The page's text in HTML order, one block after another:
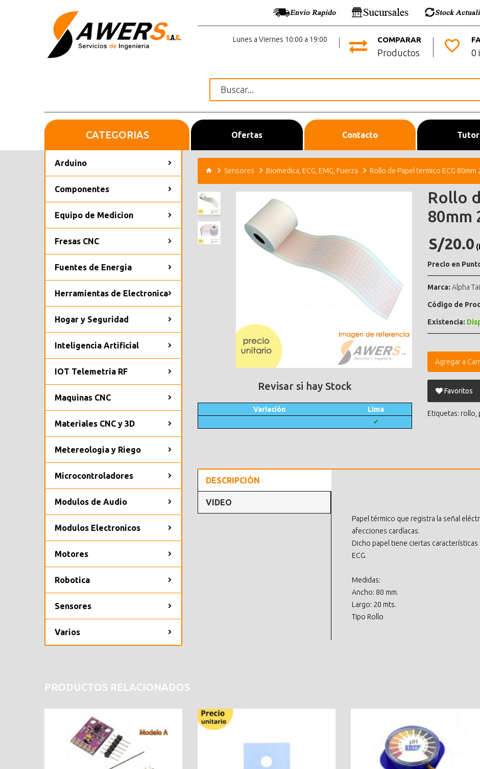
0
COMPARAR
Productos
Lunes a Viernes 10:00 a 19:00
Inicio Ofertas Contacto
CATEGORIAS
Arduino
Componentes
Equipo de Medicion
Fresas CNC
Fuentes de Energia
Herramientas de Electronica
Hogar y Seguridad
Inteligencia Artificial
IOT Telemetria RF
Maquinas CNC
Materiales CNC y 3D
Metereologia y Riego
Microcontroladores
Modulos de Audio
Modulos Electronicos
Motores
Robotica
Sensores
Varios
Sensores Biomedica, ECG, EMG, Fuerza Rollo de Papel termico ECG 80mm
Revisar si hay Stock
Variación Lima
✔
Rollo
80mm
S/20.0
Precio en
Marca: Alpha
Código de
Existencia:
Agregar a
Favoritos
Etiquetas: rollo
DESCRIPCIÓN
VIDEO
Papel térmico que registra la señal
afecciones cardíacas.
Dicho papel tiene ciertas
ECG.
Medidas:
Ancho: 80 mm.
Largo: 20 mts.
Tipo Rollo
PRODUCTOS RELACIONADOS